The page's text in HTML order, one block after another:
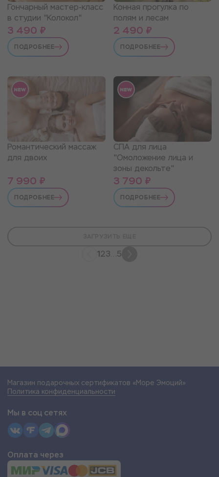
Гончарный мастер-класс
в студии "Колокол"
3 490 ₽
ПОДРОБНЕЕ
Конная прогулка по
полям и лесам
2 490 ₽
ПОДРОБНЕЕ
Романтический массаж
для двоих
7 990 ₽
ПОДРОБНЕЕ
СПА для лица
"Омоложение лица и
зоны декольте"
3 790 ₽
ПОДРОБНЕЕ
123...5
Магазин подарочных сертификатов «Море Эмоций»
Политика конфиденциальности
Мы в соц сетях
Оплата через